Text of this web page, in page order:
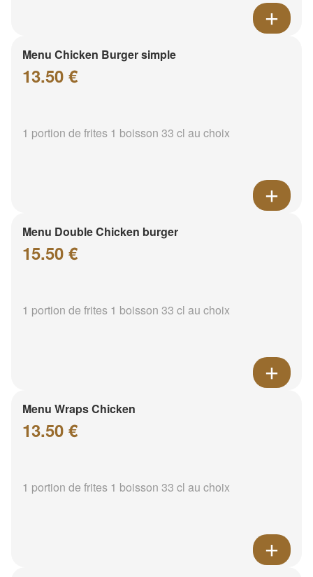
Menu Chicken Burger simple
13.50 €
1 portion de frites 1 boisson 33 cl au choix
Menu Double Chicken burger
15.50 €
1 portion de frites 1 boisson 33 cl au choix
Menu Wraps Chicken
13.50 €
1 portion de frites 1 boisson 33 cl au choix